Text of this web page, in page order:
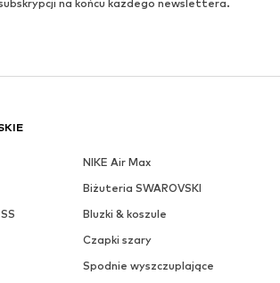
na końcu każdego newslettera.
NIKE Air Max
Biżuteria SWAROVSKI
Bluzki & koszule
Czapki szary
Spodnie wyszczuplające